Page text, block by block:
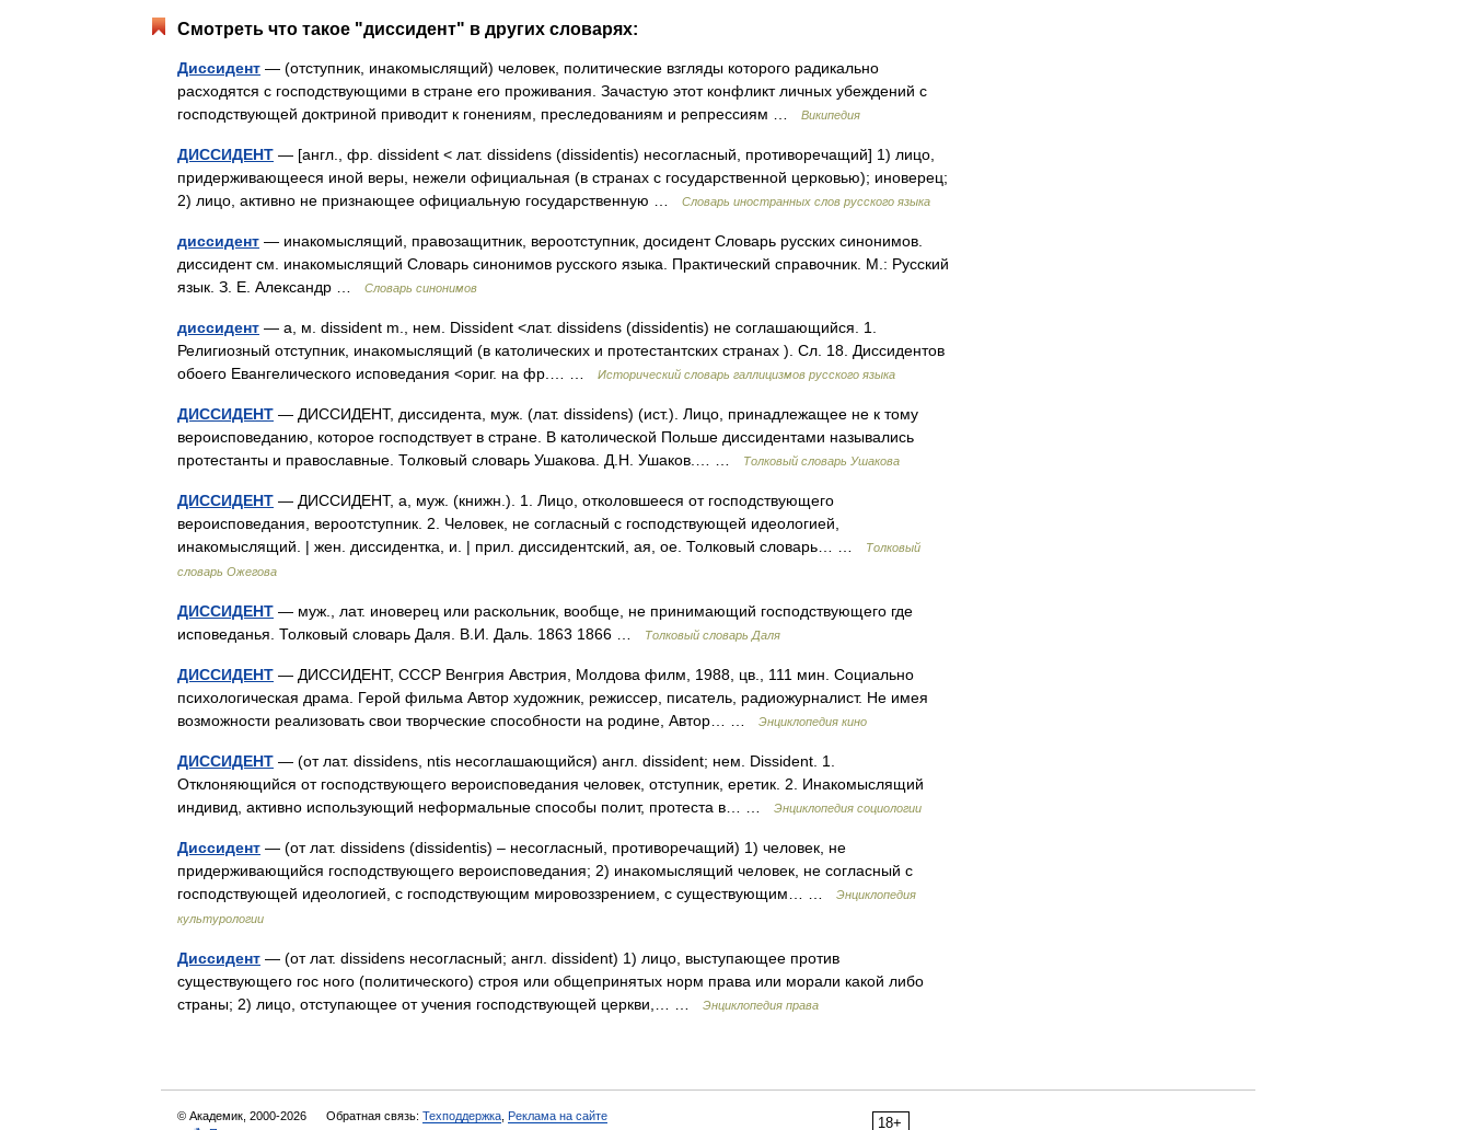
Смотреть что такое "диссидент" в других словарях:
Диссидент — (отступник, инакомыслящий) человек, политические взгляды которого радикально
расходятся с господствующими в стране его проживания. Зачастую этот конфликт личных убеждений с
господствующей доктриной приводит к гонениям, преследованиям и репрессиям …
Википедия
ДИССИДЕНТ — [англ., фр. dissident < лат. dissidens (dissidentis) несогласный, противоречащий] 1) лицо,
придерживающееся иной веры, нежели официальная (в странах с государственной церковью); иноверец;
2) лицо, активно не признающее официальную государственную …
Словарь иностранных слов русского языка
диссидент — инакомыслящий, правозащитник, вероотступник, досидент Словарь русских синонимов.
диссидент см. инакомыслящий Словарь синонимов русского языка. Практический справочник. М.: Русский
язык. З. Е. Александр …
Словарь синонимов
диссидент — а, м. dissident m., нем. Dissident <лат. dissidens (dissidentis) не соглашающийся. 1.
Религиозный отступник, инакомыслящий (в католических и протестантских странах ). Сл. 18. Диссидентов
обоего Евангелического исповедания <ориг. на фр.… …
Исторический словарь галлицизмов русского языка
ДИССИДЕНТ — ДИССИДЕНТ, диссидента, муж. (лат. dissidens) (ист.). Лицо, принадлежащее не к тому
вероисповеданию, которое господствует в стране. В католической Польше диссидентами назывались
протестанты и православные. Толковый словарь Ушакова. Д.Н. Ушаков.… …
Толковый словарь Ушакова
ДИССИДЕНТ — ДИССИДЕНТ, а, муж. (книжн.). 1. Лицо, отколовшееся от господствующего
вероисповедания, вероотступник. 2. Человек, не согласный с господствующей идеологией,
инакомыслящий. | жен. диссидентка, и. | прил. диссидентский, ая, ое. Толковый словарь… …
Толковый
словарь Ожегова
ДИССИДЕНТ — муж., лат. иноверец или раскольник, вообще, не принимающий господствующего где
исповеданья. Толковый словарь Даля. В.И. Даль. 1863 1866 …
Толковый словарь Даля
ДИССИДЕНТ — ДИССИДЕНТ, СССР Венгрия Австрия, Молдова филм, 1988, цв., 111 мин. Социально
психологическая драма. Герой фильма Автор художник, режиссер, писатель, радиожурналист. Не имея
возможности реализовать свои творческие способности на родине, Автор… …
Энциклопедия кино
ДИССИДЕНТ — (от лат. dissidens, ntis несоглашающийся) англ. dissident; нем. Dissident. 1.
Отклоняющийся от господствующего вероисповедания человек, отступник, еретик. 2. Инакомыслящий
индивид, активно использующий неформальные способы полит, протеста в… …
Энциклопедия социологии
Диссидент — (от лат. dissidens (dissidentis) – несогласный, противоречащий) 1) человек, не
придерживающийся господствующего вероисповедания; 2) инакомыслящий человек, не согласный с
господствующей идеологией, с господствующим мировоззрением, с существующим… …
Энциклопедия
культурологии
Диссидент — (от лат. dissidens несогласный; англ. dissident) 1) лицо, выступающее против
существующего гос ного (политического) строя или общепринятых норм права или морали какой либо
страны; 2) лицо, отступающее от учения господствующей церкви,… …
Энциклопедия права
18+
© Академик, 2000-2026 Обратная связь: Техподдержка Реклама на сайте